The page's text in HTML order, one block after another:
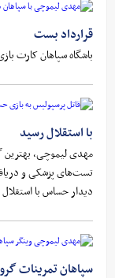
قرارداد بست
باشگاه سپاهان کارت
با استقلال رسید
مهدی لیموچی،
تست‌های پزشکی و
دیدار حساس با
سپاهان تمرینات